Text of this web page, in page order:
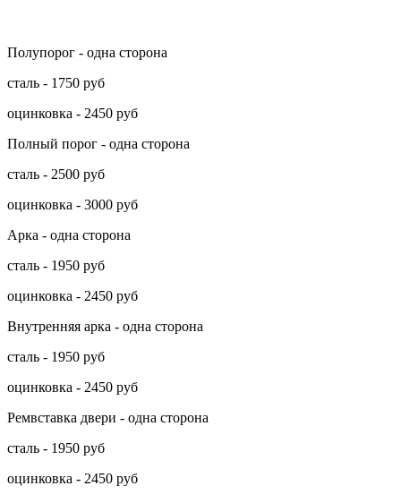
Полупорог - одна сторона
сталь - 1750 руб
оцинковка - 2450 руб
Полный порог - одна сторона
сталь - 2500 руб
оцинковка - 3000 руб
Арка - одна сторона
сталь - 1950 руб
оцинковка - 2450 руб
Внутренняя арка - одна сторона
сталь - 1950 руб
оцинковка - 2450 руб
Ремвставка двери - одна сторона
сталь - 1950 руб
оцинковка - 2450 руб